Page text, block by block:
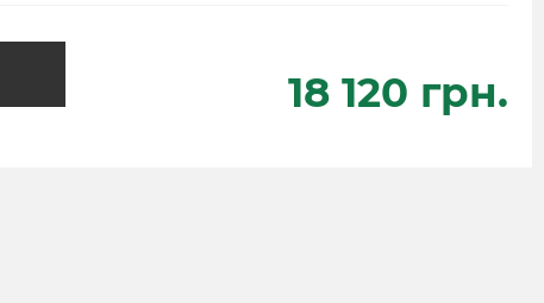
18 120 грн.